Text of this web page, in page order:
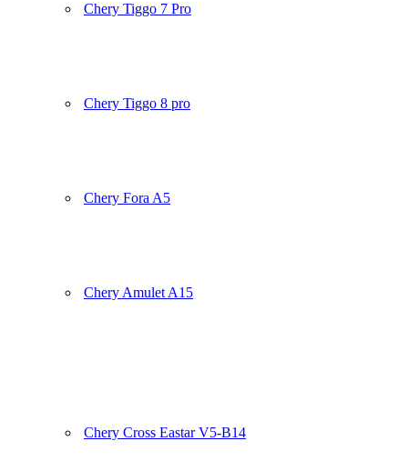
Chery Tiggo 7 Pro
Chery Tiggo 8 pro
Chery Fora A5
Chery Amulet A15
Chery Cross Eastar V5-B14